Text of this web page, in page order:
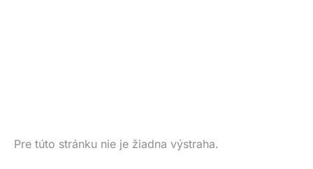
Pre túto stránku nie je žiadna výstraha.